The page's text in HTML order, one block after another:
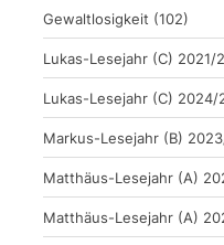
Gewaltlosigkeit (102)
Lukas-Lesejahr (C) 2021/
Lukas-Lesejahr (C) 2024/
Markus-Lesejahr (B)
Matthäus-Lesejahr (A)
Matthäus-Lesejahr (A)